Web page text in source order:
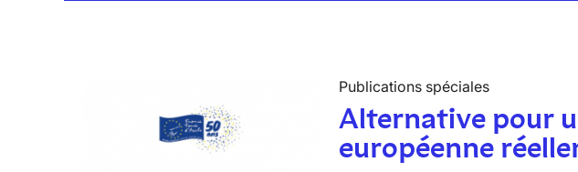
Publications spéciales
Alternative pour
européenne